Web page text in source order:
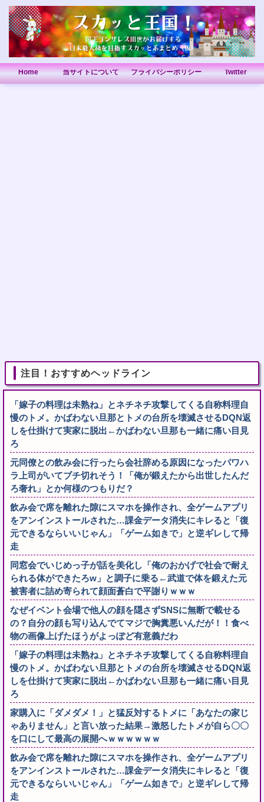
Home 当サイトについて プライバシーポリシー Twitter
注目！おすすめヘッドライン
「嫁子の料理は未熟ね」とネチネチ攻撃してくる自称料理自
慢のトメ。かばわない旦那とトメの台所を壊滅させるDQN返
しを仕掛けて実家に脱出←かばわない旦那も一緒に痛い目見
ろ
元同僚との飲み会に行ったら会社辞める原因になったパワハ
ラ上司がいてブチ切れそう！「俺が鍛えたから出世したんだ
ろ奢れ」とか何様のつもりだ？
飲み会で席を離れた隙にスマホを操作され、全ゲームアプリ
をアンインストールされた…課金データ消失にキレると「復
元できるならいいじゃん」「ゲーム如きで」と逆ギレして帰
走
同窓会でいじめっ子が話を美化し「俺のおかげで社会で耐え
られる体ができたろw」と調子に乗る←武道で体を鍛えた元
被害者に詰め寄られて顔面蒼白で平謝りｗｗｗ
なぜイベント会場で他人の顔を隠さずSNSに無断で載せる
の？自分の顔も写り込んでてマジで胸糞悪いんだが！！食べ
物の画像上げたほうがよっぽど有意義だわ
「嫁子の料理は未熟ね」とネチネチ攻撃してくる自称料理自
慢のトメ。かばわない旦那とトメの台所を壊滅させるDQN返
しを仕掛けて実家に脱出←かばわない旦那も一緒に痛い目見
ろ
家購入に「ダメダメ！」と猛反対するトメに「あなたの家じ
ゃありません」と言い放った結果→激怒したトメが自ら〇〇
を口にして最高の展開へｗｗｗｗｗｗ
飲み会で席を離れた隙にスマホを操作され、全ゲームアプリ
をアンインストールされた…課金データ消失にキレると「復
元できるならいいじゃん」「ゲーム如きで」と逆ギレして帰
走